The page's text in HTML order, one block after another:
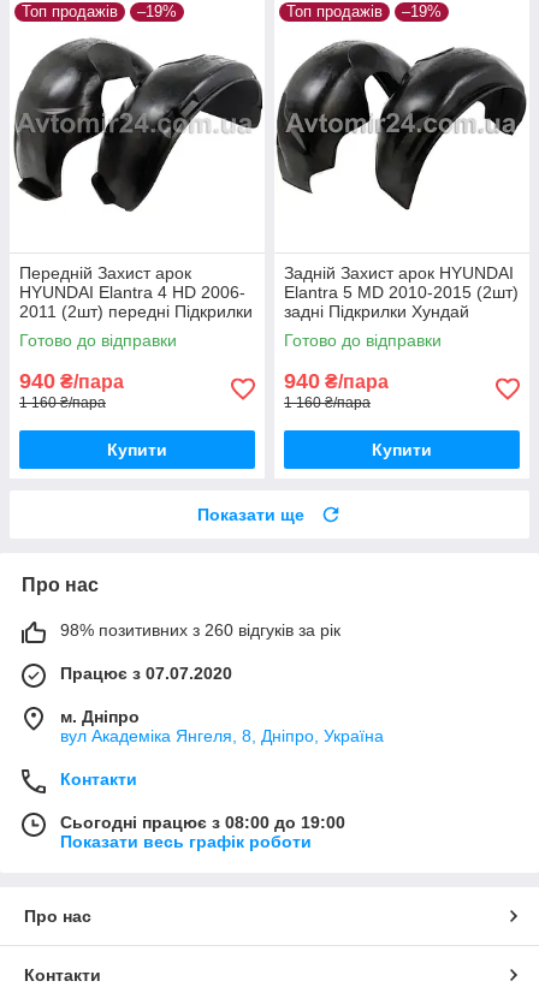
Топ продажів –19%
Передній Захист арок
HYUNDAI Elantra 4 HD 2006-
2011 (2шт) передні Підкрилки
Хюндай Елантра 4 НД пара
передніх
Готово до відправки
940 ₴/пара
1 160 ₴/пара
Купити
Топ продажів –19%
Задній Захист арок HYUNDAI
Elantra 5 MD 2010-2015 (2шт)
задні Підкрилки Хундай
Елантра 5 МД пара задніх
Готово до відправки
940 ₴/пара
1 160 ₴/пара
Купити
Показати ще
Про нас
98% позитивних з 260 відгуків за рік
Працює з 07.07.2020
м. Дніпро
вул Академіка Янгеля, 8, Дніпро, Україна
Контакти
Сьогодні працює з 08:00 до 19:00
Показати весь графік роботи
Про нас
Контакти